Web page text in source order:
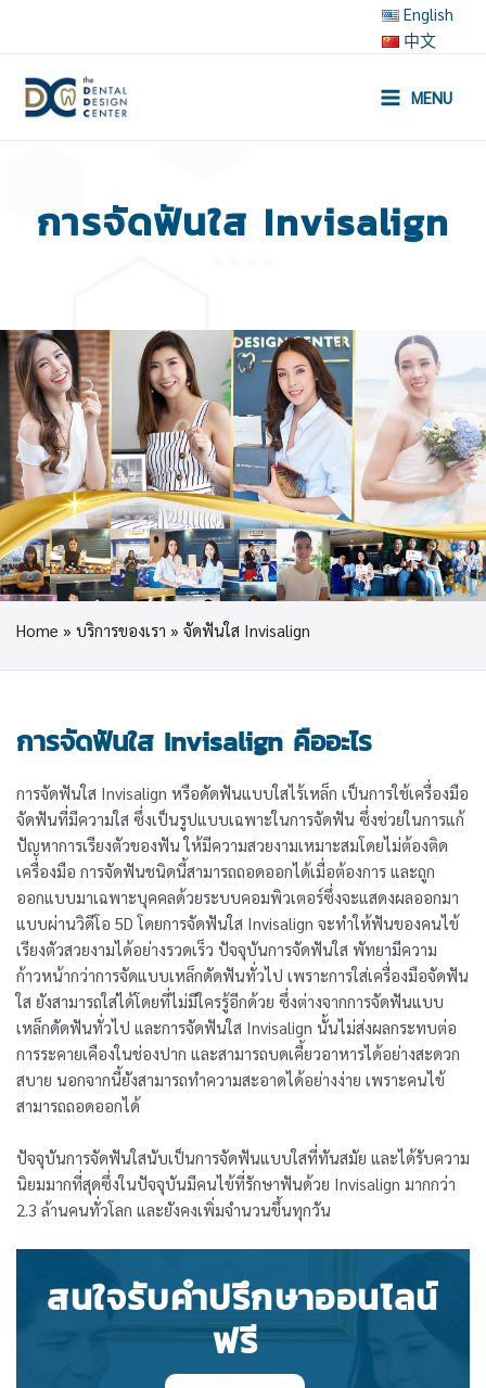
English
中文
MENU
การจัดฟันใส Invisalign
Home » บริการของเรา » จัดฟันใส Invisalign
การจัดฟันใส Invisalign คืออะไร
การจัดฟันใส Invisalign หรือดัดฟันแบบใสไร้เหล็ก เป็นการใช้เครื่องมือ
จัดฟันที่มีความใส ซึ่งเป็นรูปแบบเฉพาะในการจัดฟัน ซึ่งช่วยในการแก้
ปัญหาการเรียงตัวของฟัน ให้มีความสวยงามเหมาะสมโดยไม่ต้องติด
เครื่องมือ การจัดฟันชนิดนี้สามารถถอดออกได้เมื่อต้องการ และถูก
ออกแบบมาเฉพาะบุคคลด้วยระบบคอมพิวเตอร์ซึ่งจะแสดงผลออกมา
แบบผ่านวิดีโอ 5D โดยการจัดฟันใส Invisalign จะทำให้ฟันของคนไข้
เรียงตัวสวยงามได้อย่างรวดเร็ว ปัจจุบันการจัดฟันใส พัทยามีความ
ก้าวหน้ากว่าการจัดแบบเหล็กดัดฟันทั่วไป เพราะการใส่เครื่องมือจัดฟัน
ใส ยังสามารถใส่ได้โดยที่ไม่มีใครรู้อีกด้วย ซึ่งต่างจากการจัดฟันแบบ
เหล็กดัดฟันทั่วไป และการจัดฟันใส Invisalign นั้นไม่ส่งผลกระทบต่อ
การระคายเคืองในช่องปาก และสามารถบดเคี้ยวอาหารได้อย่างสะดวก
สบาย นอกจากนี้ยังสามารถทำความสะอาดได้อย่างง่าย เพราะคนไข้
สามารถถอดออกได้
ปัจจุบันการจัดฟันใสนับเป็นการจัดฟันแบบใสที่ทันสมัย และได้รับความ
นิยมมากที่สุดซึ่งในปัจจุบันมีคนไข้ที่รักษาฟันด้วย Invisalign มากกว่า
2.3 ล้านคนทั่วโลก และยังคงเพิ่มจำนวนขึ้นทุกวัน
สนใจรับคำปรึกษาออนไลน์
ฟรี